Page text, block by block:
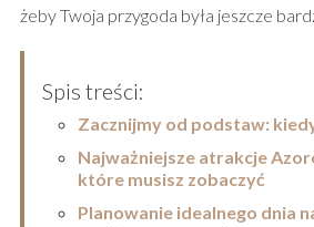
żeby Twoja przygoda była jeszcze
Spis treści:
Zacznijmy od podstaw:
Najważniejsze atrakcje
które musisz zobaczyć
Planowanie idealnego dnia